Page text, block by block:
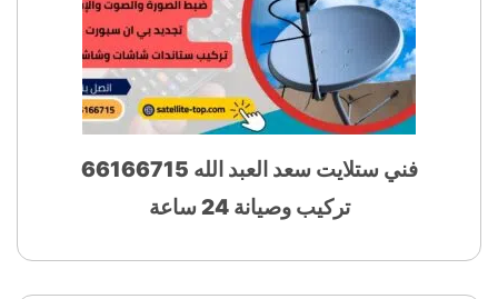
فني ستلايت سعد العبد الله 66166715
تركيب وصيانة 24 ساعة